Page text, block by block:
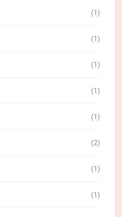
(1)
(1)
(1)
(1)
(1)
(2)
(1)
(1)